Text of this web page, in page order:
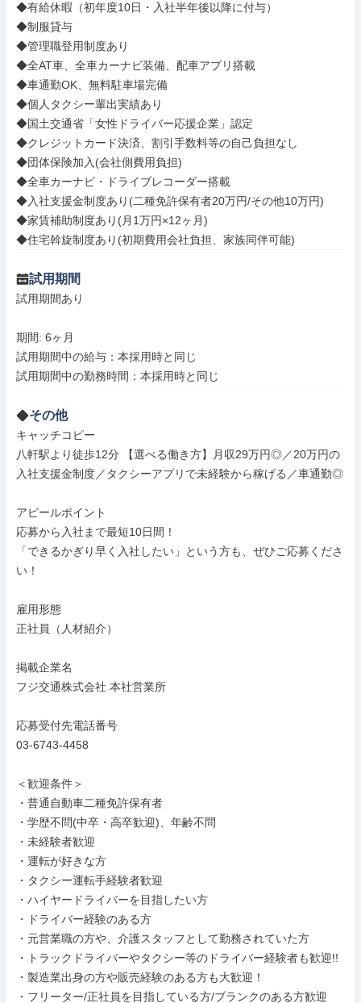
◆有給休暇（初年度10日・入社半年後以降に付与）
◆制服貸与
◆管理職登用制度あり
◆全AT車、全車カーナビ装備、配車アプリ搭載
◆車通勤OK、無料駐車場完備
◆個人タクシー輩出実績あり
◆国土交通省「女性ドライバー応援企業」認定
◆クレジットカード決済、割引手数料等の自己負担なし
◆団体保険加入(会社側費用負担)
◆全車カーナビ・ドライブレコーダー搭載
◆入社支援金制度あり(二種免許保有者20万円/その他10万円)
◆家賃補助制度あり(月1万円×12ヶ月)
◆住宅斡旋制度あり(初期費用会社負担、家族同伴可能)
試用期間
試用期間あり
期間: 6ヶ月
試用期間中の給与：本採用時と同じ
その他
キャッチコピー
八軒駅より徒歩12分 【選べる働き方】月収29万円◎／20万円の
入社支援金制度／タクシーアプリで未経験から稼げる／車通勤◎
アピールポイント
応募から入社まで最短10日間！
「できるかぎり早く入社したい」という方も、ぜひご応募くださ
い！
雇用形態
正社員（人材紹介）
掲載企業名
フジ交通株式会社 本社営業所
応募受付先電話番号
03-6743-4458
＜歓迎条件＞
・普通自動車二種免許保有者
・学歴不問(中卒・高卒歓迎)、年齢不問
・未経験者歓迎
・運転が好きな方
・タクシー運転手経験者歓迎
・ハイヤードライバーを目指したい方
・ドライバー経験のある方
・元営業職の方や、介護スタッフとして勤務されていた方
・トラックドライバーやタクシー等のドライバー経験者も歓迎!!
・製造業出身の方や販売経験のある方も大歓迎！
・フリーター/正社員を目指している方/ブランクのある方歓迎